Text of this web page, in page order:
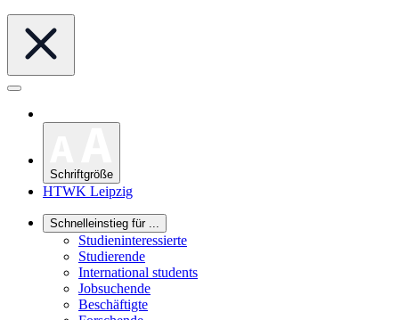
Schriftgröße
HTWK Leipzig
Schnelleinstieg für ...
Studieninteressierte
Studierende
International students
Jobsuchende
Beschäftigte